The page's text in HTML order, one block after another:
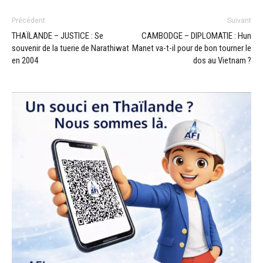
Précédent
THAÏLANDE – JUSTICE : Se
souvenir de la tuerie de Narathiwat
en 2004
Suivant
CAMBODGE – DIPLOMATIE : Hun
Manet va-t-il pour de bon tourner le
dos au Vietnam ?